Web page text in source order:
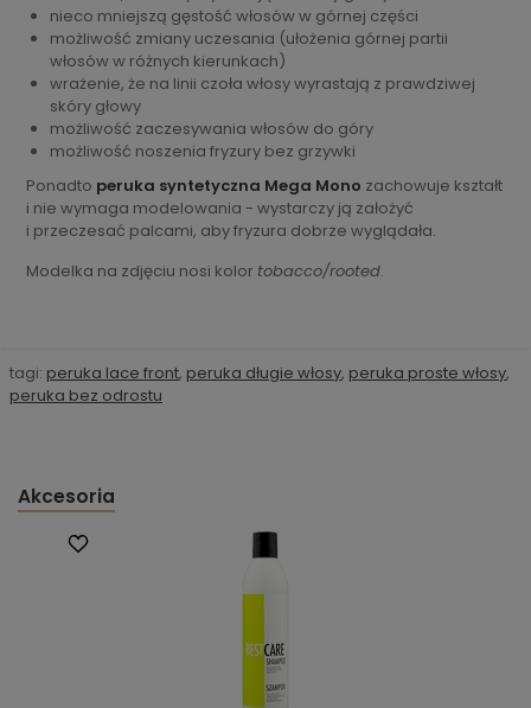
nieco mniejszą gęstość włosów w górnej części
możliwość zmiany uczesania (ułożenia górnej partii
włosów w różnych kierunkach)
wrażenie, że na linii czoła włosy wyrastają z prawdziwej
skóry głowy
możliwość zaczesywania włosów do góry
możliwość noszenia fryzury bez grzywki
Ponadto peruka syntetyczna Mega Mono zachowuje kształt
i nie wymaga modelowania - wystarczy ją założyć
i przeczesać palcami, aby fryzura dobrze wyglądała.
Modelka na zdjęciu nosi kolor tobacco/rooted.
tagi: peruka lace front, peruka długie włosy, peruka proste włosy,
peruka bez odrostu
Akcesoria